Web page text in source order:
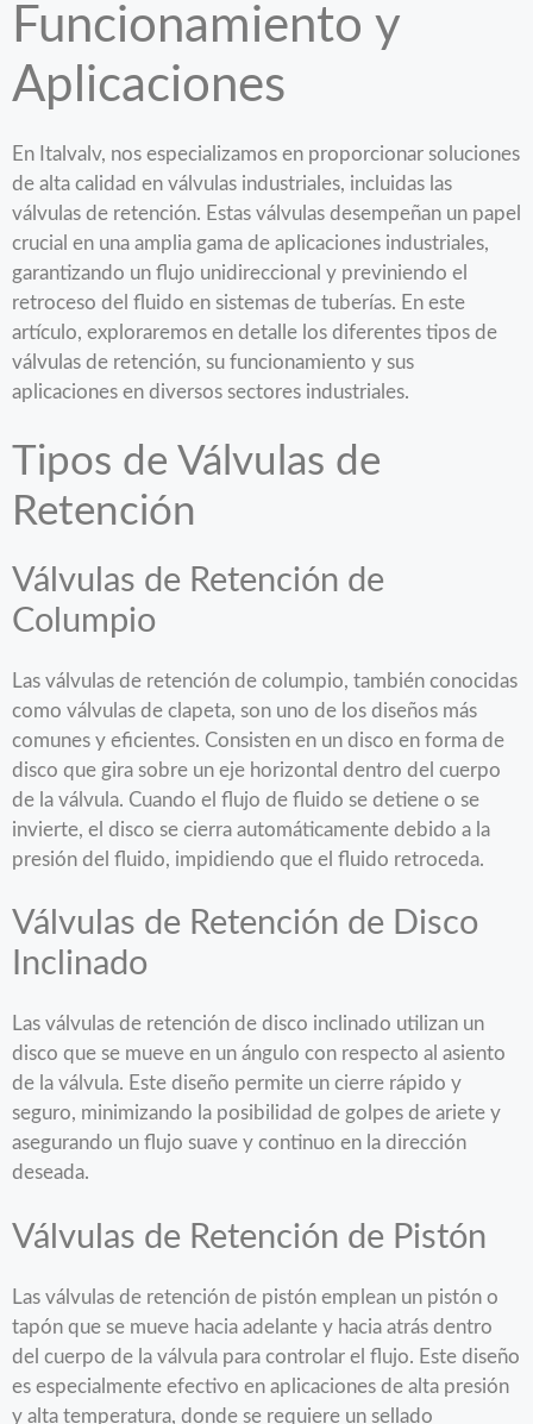
Funcionamiento y
Aplicaciones
En Italvalv, nos especializamos en proporcionar soluciones
de alta calidad en válvulas industriales, incluidas las
válvulas de retención. Estas válvulas desempeñan un papel
crucial en una amplia gama de aplicaciones industriales,
garantizando un flujo unidireccional y previniendo el
retroceso del fluido en sistemas de tuberías. En este
artículo, exploraremos en detalle los diferentes tipos de
válvulas de retención, su funcionamiento y sus
aplicaciones en diversos sectores industriales.
Tipos de Válvulas de
Retención
Válvulas de Retención de
Columpio
Las válvulas de retención de columpio, también conocidas
como válvulas de clapeta, son uno de los diseños más
comunes y eficientes. Consisten en un disco en forma de
disco que gira sobre un eje horizontal dentro del cuerpo
de la válvula. Cuando el flujo de fluido se detiene o se
invierte, el disco se cierra automáticamente debido a la
presión del fluido, impidiendo que el fluido retroceda.
Válvulas de Retención de Disco
Inclinado
Las válvulas de retención de disco inclinado utilizan un
disco que se mueve en un ángulo con respecto al asiento
de la válvula. Este diseño permite un cierre rápido y
seguro, minimizando la posibilidad de golpes de ariete y
asegurando un flujo suave y continuo en la dirección
deseada.
Válvulas de Retención de Pistón
Las válvulas de retención de pistón emplean un pistón o
tapón que se mueve hacia adelante y hacia atrás dentro
del cuerpo de la válvula para controlar el flujo. Este diseño
es especialmente efectivo en aplicaciones de alta presión
y alta temperatura, donde se requiere un sellado